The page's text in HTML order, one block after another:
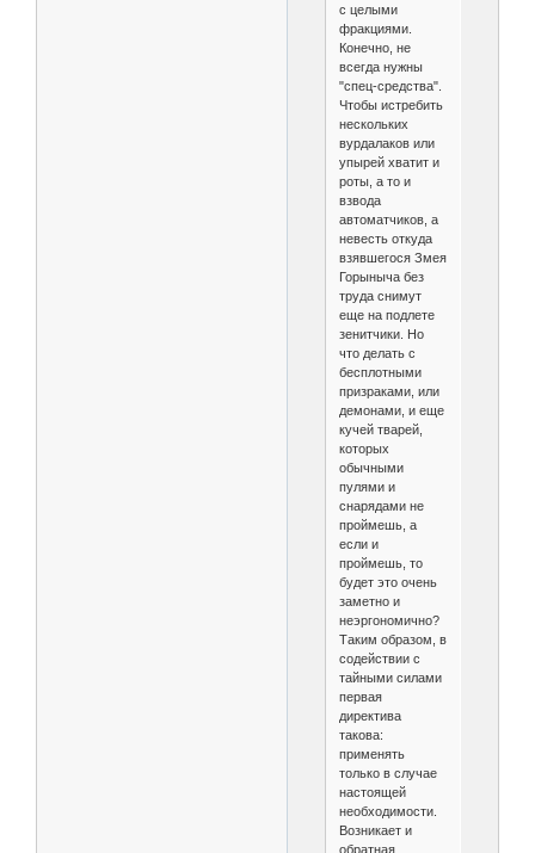
с целыми
фракциями.
Конечно, не
всегда нужны
"спец-средства".
Чтобы истребить
нескольких
вурдалаков или
упырей хватит и
роты, а то и
взвода
автоматчиков, а
невесть откуда
взявшегося Змея
Горыныча без
труда снимут
еще на подлете
зенитчики. Но
что делать с
бесплотными
призраками, или
демонами, и еще
кучей тварей,
которых
обычными
пулями и
снарядами не
проймешь, а
если и
проймешь, то
будет это очень
заметно и
неэргономично?
Таким образом, в
содействии с
тайными силами
первая
директива
такова:
применять
только в случае
настоящей
необходимости.
Возникает и
обратная